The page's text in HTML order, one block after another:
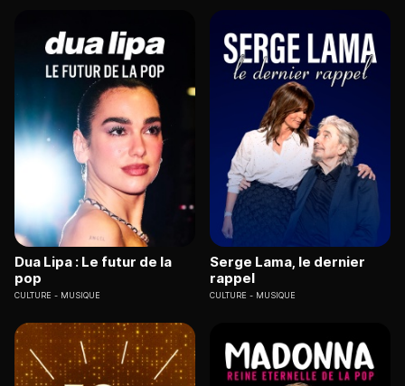
Dua Lipa : Le futur de la
pop
CULTURE MUSIQUE
Serge Lama, le dernier
rappel
CULTURE MUSIQUE